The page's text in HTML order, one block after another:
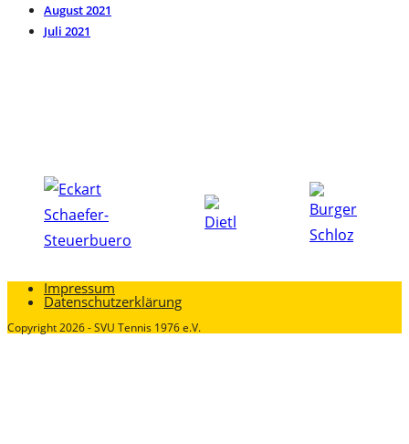
August 2021
Juli 2021
Impressum
Datenschutzerklärung
Copyright 2026 - SVU Tennis 1976 e.V.